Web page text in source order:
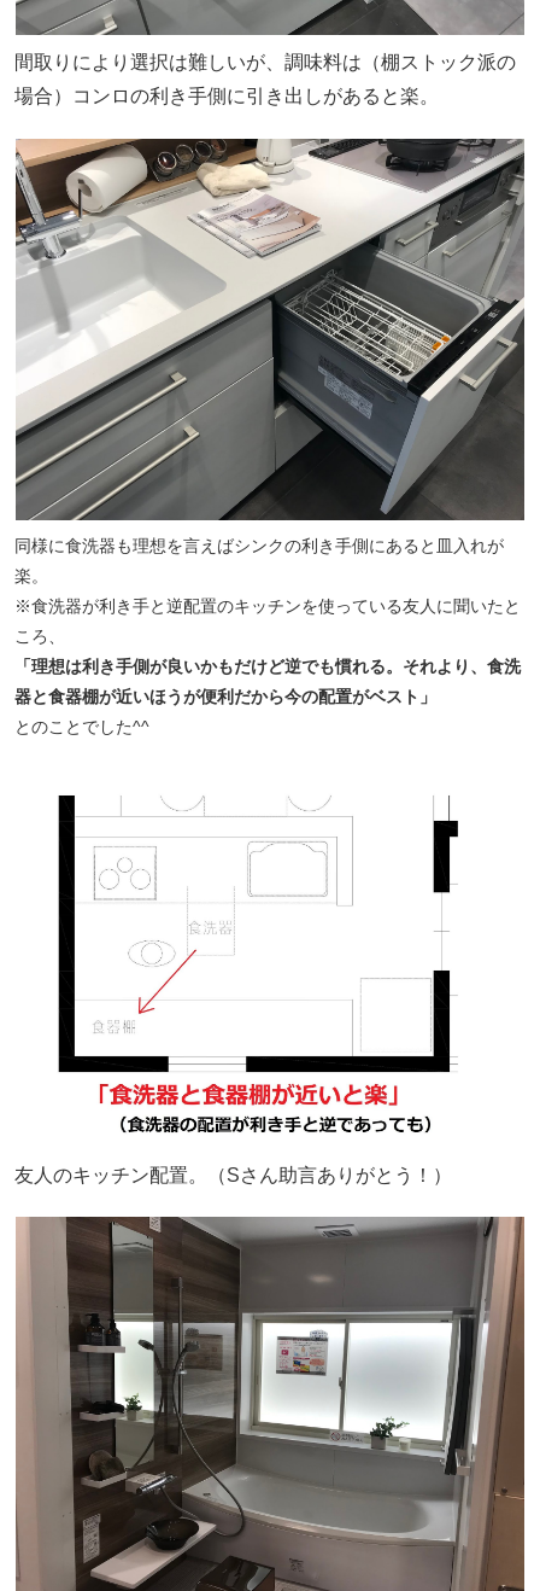
間取りにより選択は難しいが、調味料は（棚ストック派の
場合）コンロの利き手側に引き出しがあると楽。
同様に食洗器も理想を言えばシンクの利き手側にあると皿入れが
楽。
※食洗器が利き手と逆配置のキッチンを使っている友人に聞いたと
ころ、
「理想は利き手側が良いかもだけど逆でも慣れる。それより、食洗
器と食器棚が近いほうが便利だから今の配置がベスト」
とのことでした^^
友人のキッチン配置。（Sさん助言ありがとう！）